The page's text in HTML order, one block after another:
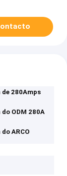
280Amps
ODM 280A
ARCO